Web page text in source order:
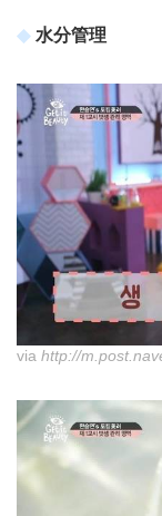
水分管理
via http://